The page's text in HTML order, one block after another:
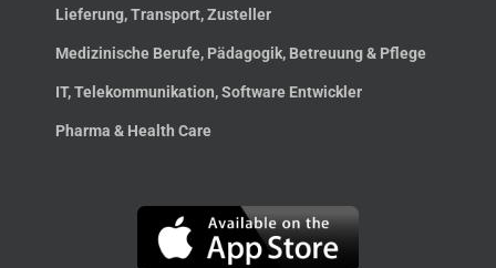
Lieferung, Transport, Zusteller
Medizinische Berufe, Pädagogik, Betreuung & Pflege
IT, Telekommunikation, Software Entwickler
Pharma & Health Care